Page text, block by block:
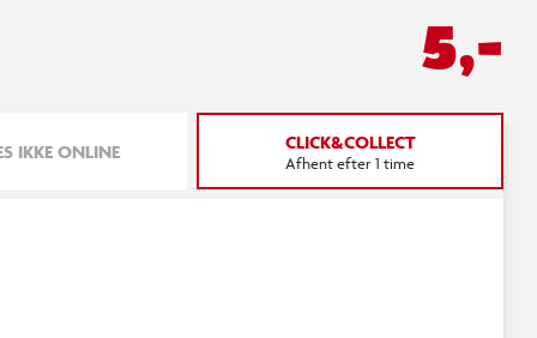
5,-
IKKE ONLINE CLICK&COLLECT
Afhent efter 1 time